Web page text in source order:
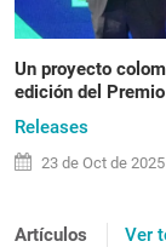
Un proyecto
edición del
Releases
23 de Oct de 2025
Artículos Ver